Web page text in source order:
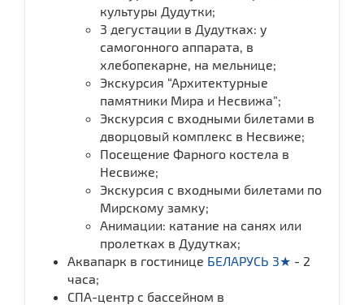
культуры Дудутки;
3 дегустации в Дудутках: у
самогонного аппарата, в
хлебопекарне, на мельнице;
Экскурсия “Архитектурные
памятники Мира и Несвижа”;
Экскурсия с входными билетами в
дворцовый комплекс в Несвиже;
Посещение Фарного костела в
Несвиже;
Экскурсия с входными билетами по
Мирскому замку;
Анимации: катание на санях или
пролетках в Дудутках;
Аквапарк в гостинице БЕЛАРУСЬ 3★ - 2
часа;
СПА-центр с бассейном в